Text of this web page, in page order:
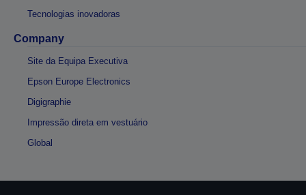
Tecnologias inovadoras
Company
Site da Equipa Executiva
Epson Europe Electronics
Digigraphie
Impressão direta em vestuário
Global